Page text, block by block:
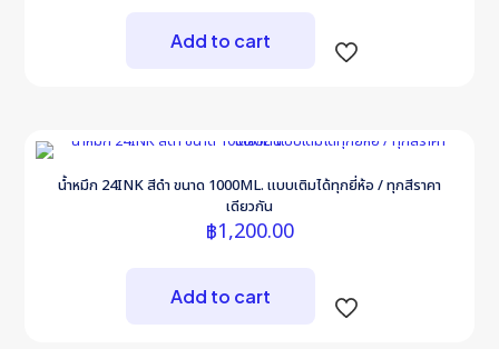
Add to cart
น้ำหมึก 24INK สีดำ ขนาด 1000ML. แบบเติมได้ทุกยี่ห้อ / ทุกสีราคา
เดียวกัน
฿1,200.00
Add to cart